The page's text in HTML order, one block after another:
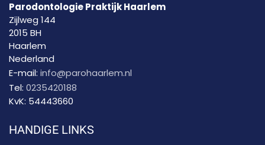
Parodontologie Praktijk Haarlem
Zijlweg 144
2015 BH
Haarlem
Nederland
E-mail: info@parohaarlem.nl
Tel: 0235420188
KvK: 54443660
HANDIGE LINKS